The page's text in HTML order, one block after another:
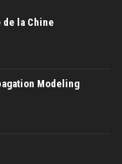
la Chine
Modeling